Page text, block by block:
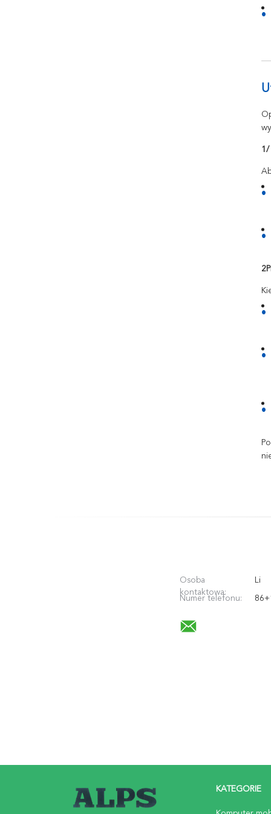
1/
Osoba
kontaktowa:
Li
Numer telefonu:
KATEGORIE